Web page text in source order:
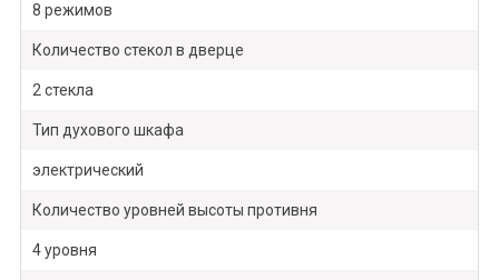
8 режимов
Количество стекол в дверце
2 стекла
Тип духового шкафа
электрический
Количество уровней высоты противня
4 уровня